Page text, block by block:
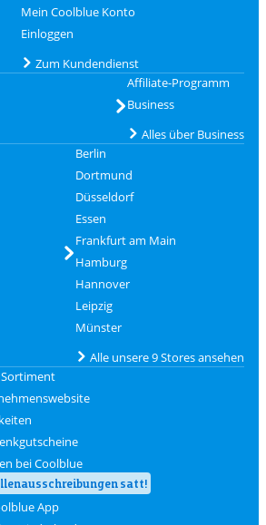
Mein Coolblue Konto
Einloggen
Zum Kundendienst
Affiliate-Programm
Business
Alles über Business
Berlin
Dortmund
Düsseldorf
Essen
Frankfurt am Main
Hamburg
Hannover
Leipzig
Münster
Alle unsere 9 Stores ansehen
bei Coolblue
satt!
App